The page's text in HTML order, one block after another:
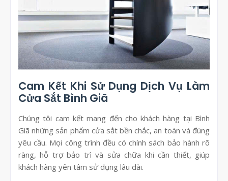
Cam Kết Khi Sử Dụng Dịch Vụ Làm
Cửa Sắt Bình Giã
Chúng tôi cam kết mang đến cho khách hàng tại Bình
Giã những sản phẩm cửa sắt bền chắc, an toàn và đúng
yêu cầu. Mọi công trình đều có chính sách bảo hành rõ
ràng, hỗ trợ bảo trì và sửa chữa khi cần thiết, giúp
khách hàng yên tâm sử dụng lâu dài.